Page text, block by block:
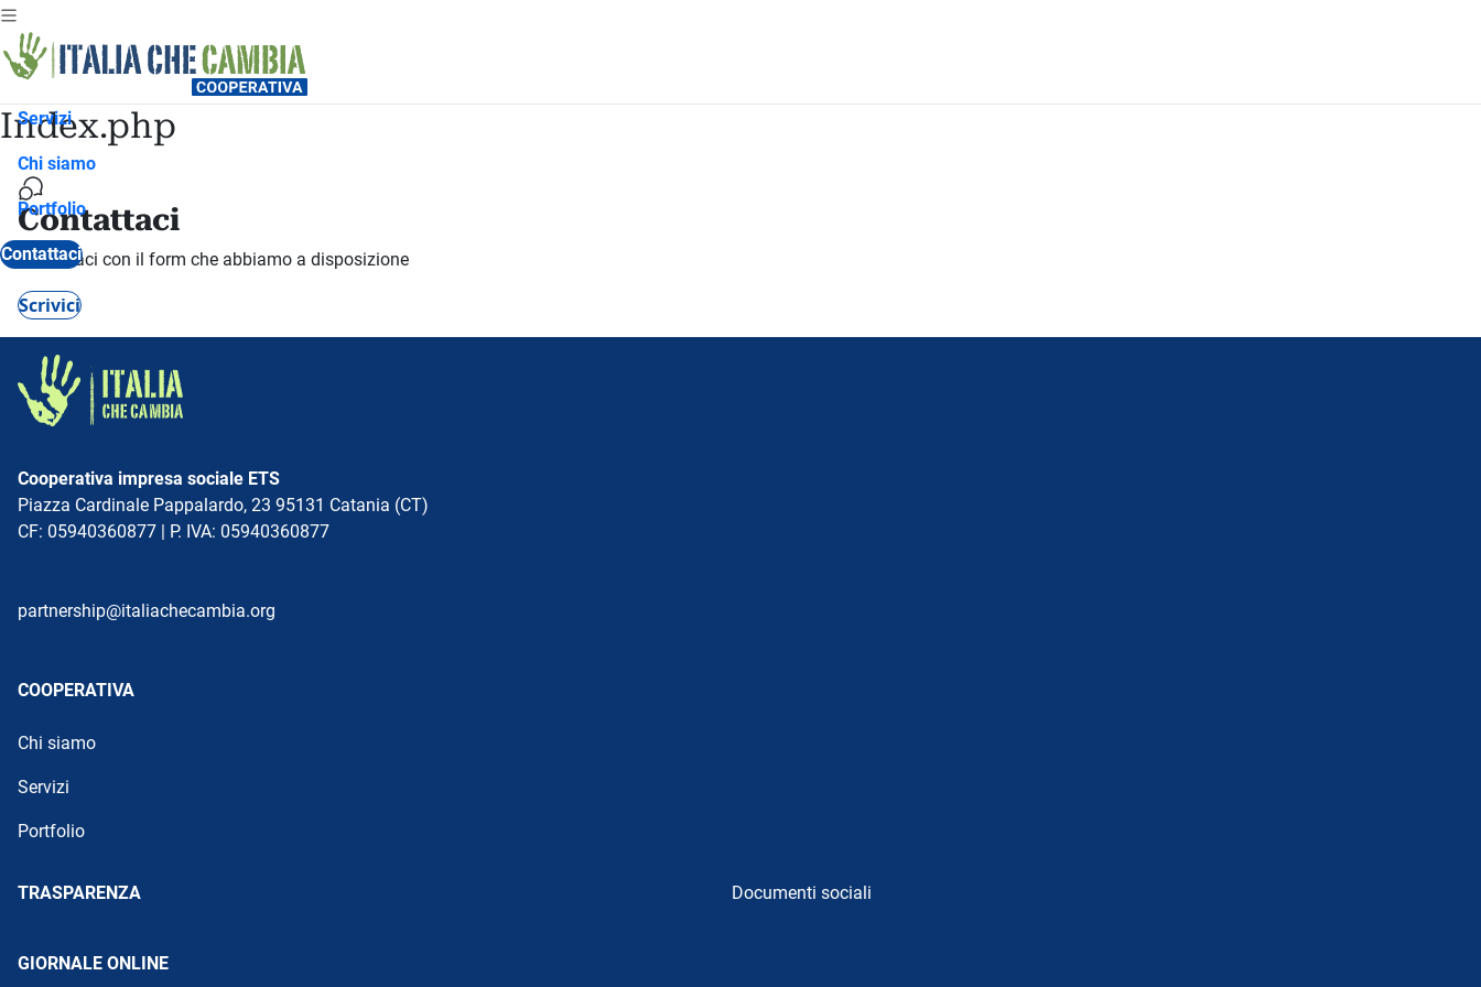
Servizi
Chi siamo
Portfolio
Contattaci
Index.php
Contattaci
Contattaci con il form che abbiamo a disposizione
Scrivici
Cooperativa impresa sociale ETS
Piazza Cardinale Pappalardo, 23 95131 Catania (CT)
CF: 05940360877 | P. IVA: 05940360877
partnership@italiachecambia.org
COOPERATIVA
Chi siamo
Servizi
Portfolio
TRASPARENZA Documenti sociali
GIORNALE ONLINE